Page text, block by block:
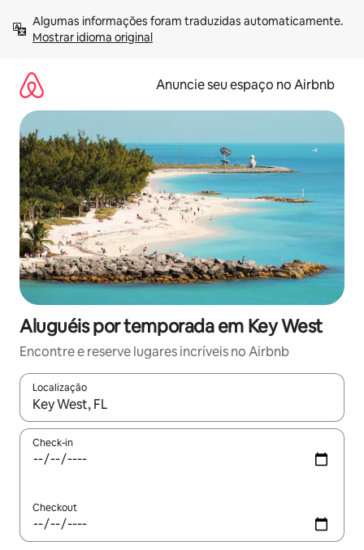
para
Mostrar idioma original
Anuncie seu espaço no Airbnb
Aluguéis por temporada em Key West
Encontre e reserve lugares incríveis no Airbnb
Localização
Quando os resultados estiverem disponíveis, explore-os
Check-in
Checkout